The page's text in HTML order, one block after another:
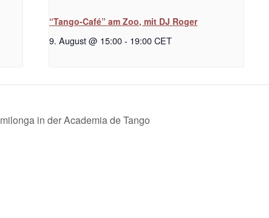
“Tango-Café” am Zoo, mit DJ Roger
9. August @ 15:00 - 19:00 CET
in der Academia de Tango